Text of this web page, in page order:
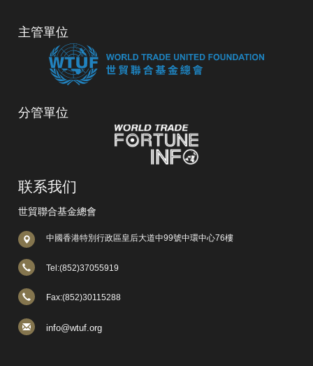
主管單位
分管單位
联系我们
世貿聯合基金總會
中國香港特別行政區皇后大道中99號中環中心76樓
Tel:(852)37055919
Fax:(852)30115288
info@wtuf.org